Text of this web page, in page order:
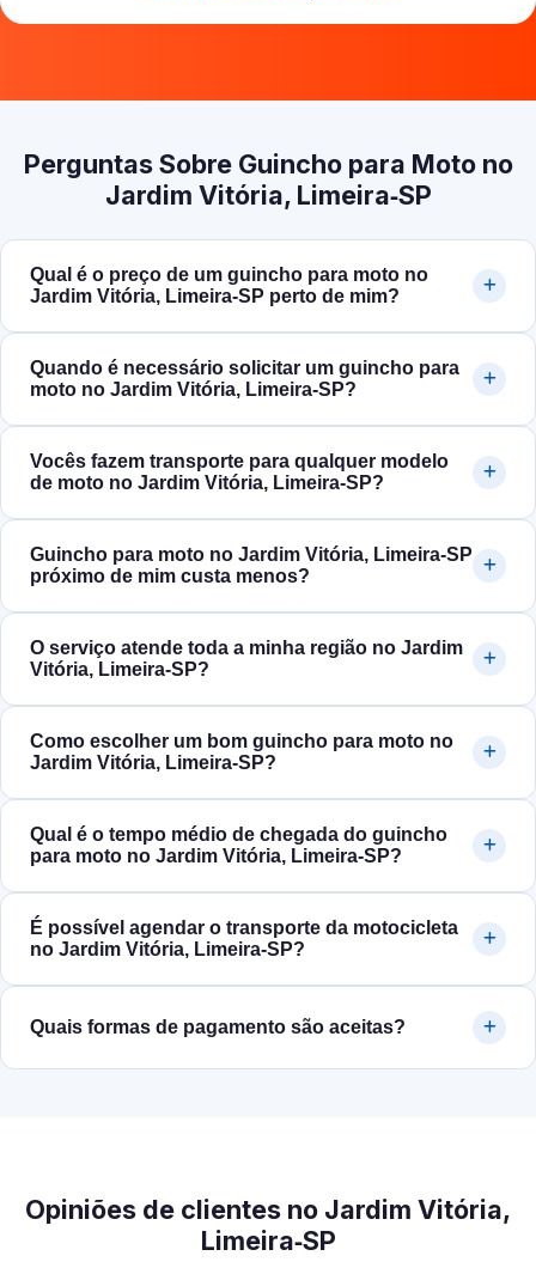
Perguntas Sobre Guincho para Moto no
Jardim Vitória, Limeira‑SP
Qual é o preço de um guincho para moto no
Jardim Vitória, Limeira‑SP perto de mim?
Quando é necessário solicitar um guincho para
moto no Jardim Vitória, Limeira‑SP?
Vocês fazem transporte para qualquer modelo
de moto no Jardim Vitória, Limeira‑SP?
Guincho para moto no Jardim Vitória, Limeira‑SP
próximo de mim custa menos?
O serviço atende toda a minha região no Jardim
Vitória, Limeira‑SP?
Como escolher um bom guincho para moto no
Jardim Vitória, Limeira‑SP?
Qual é o tempo médio de chegada do guincho
para moto no Jardim Vitória, Limeira‑SP?
É possível agendar o transporte da motocicleta
no Jardim Vitória, Limeira‑SP?
Quais formas de pagamento são aceitas?
Opiniões de clientes no Jardim Vitória,
Limeira‑SP